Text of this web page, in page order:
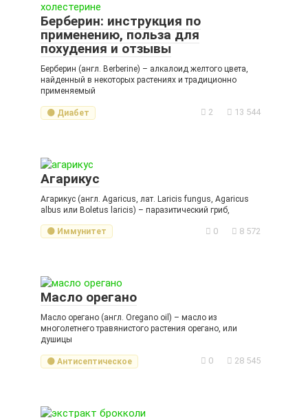
Берберин: инструкция по
применению, польза для
похудения и отзывы
Берберин (англ. Berberine) – алкалоид желтого цвета,
найденный в некоторых растениях и традиционно
применяемый
🟡 Диабет 2 13 544
Агарикус
Агарикус (англ. Agaricus, лат. Laricis fungus, Agaricus
albus или Boletus laricis) – паразитический гриб,
🟡 Иммунитет 0 8 572
Масло орегано
Масло орегано (англ. Oregano oil) – масло из
многолетнего травянистого растения орегано, или
душицы
🟡 Антисептическое 0 28 545